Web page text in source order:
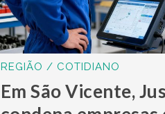
REGIÃO / COTIDIANO
Em São Vicente,